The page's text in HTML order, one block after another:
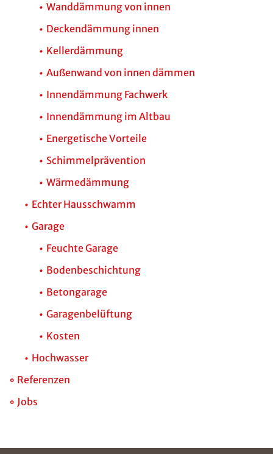
Wanddämmung von innen
Deckendämmung innen
Kellerdämmung
Außenwand von innen dämmen
Innendämmung Fachwerk
Innendämmung im Altbau
Energetische Vorteile
Schimmelprävention
Wärmedämmung
Echter Hausschwamm
Garage
Feuchte Garage
Bodenbeschichtung
Betongarage
Garagenbelüftung
Kosten
Hochwasser
Referenzen
Jobs